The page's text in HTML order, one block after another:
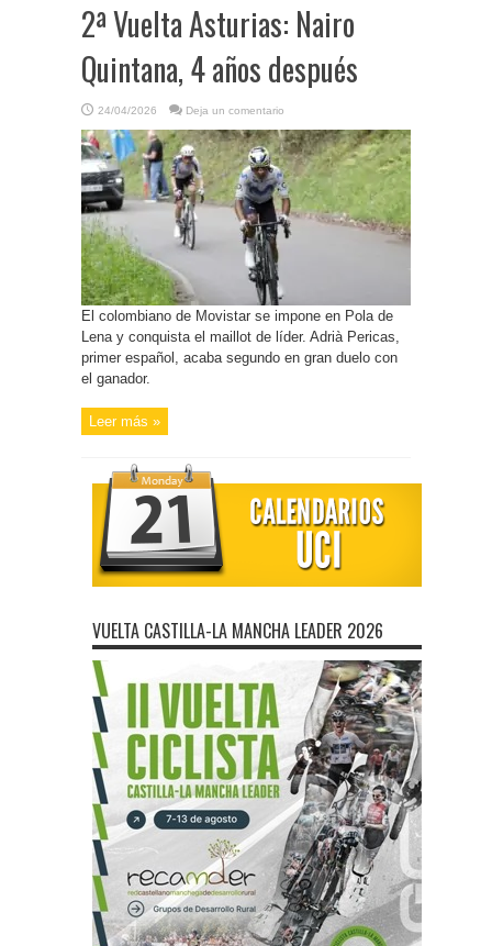
2ª Vuelta Asturias: Nairo
Quintana, 4 años después
24/04/2026 Deja un comentario
El colombiano de Movistar se impone en Pola de
Lena y conquista el maillot de líder. Adrià Pericas,
primer español, acaba segundo en gran duelo con
el ganador.
Leer más »
VUELTA CASTILLA-LA MANCHA LEADER 2026